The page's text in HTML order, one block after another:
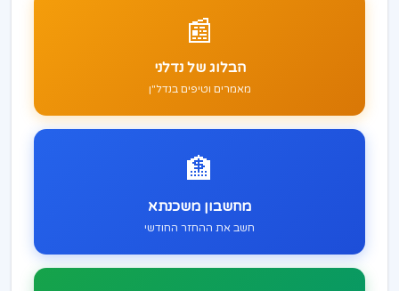
📰
הבלוג של נדלני
מאמרים וטיפים בנדל"ן
🏦
מחשבון משכנתא
חשב את ההחזר החודשי